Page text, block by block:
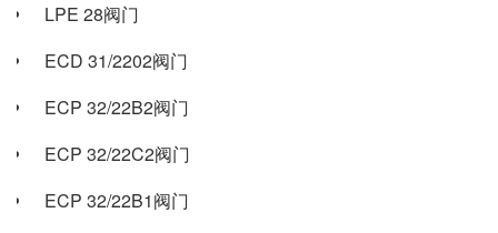
LPE 28阀门
ECD 31/2202阀门
ECP 32/22B2阀门
ECP 32/22C2阀门
ECP 32/22B1阀门